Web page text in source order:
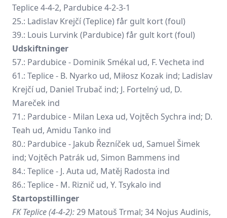
Teplice 4-4-2, Pardubice 4-2-3-1
25.: Ladislav Krejčí (Teplice) får gult kort (foul)
39.: Louis Lurvink (Pardubice) får gult kort (foul)
Udskiftninger
57.: Pardubice - Dominik Smékal ud, F. Vecheta ind
61.: Teplice - B. Nyarko ud, Miłosz Kozak ind; Ladislav
Krejčí ud, Daniel Trubač ind; J. Fortelný ud, D.
Mareček ind
71.: Pardubice - Milan Lexa ud, Vojtěch Sychra ind; D.
Teah ud, Amidu Tanko ind
80.: Pardubice - Jakub Řezníček ud, Samuel Šimek
ind; Vojtěch Patrák ud, Simon Bammens ind
84.: Teplice - J. Auta ud, Matěj Radosta ind
86.: Teplice - M. Riznič ud, Y. Tsykalo ind
Startopstillinger
FK Teplice (4-4-2):29 Matouš Trmal; 34 Nojus Audinis,